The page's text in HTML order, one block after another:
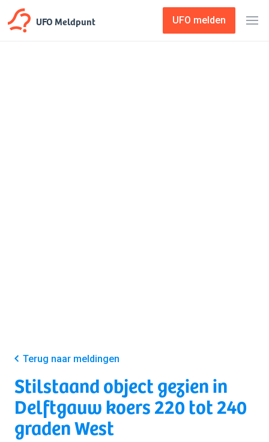
UFO Meldpunt UFO melden
Terug naar meldingen
Stilstaand object gezien in
Delftgauw koers 220 tot 240
graden West